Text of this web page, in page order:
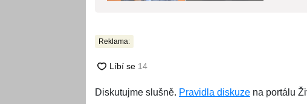
Reklama:
Diskutujme slušně. Pravidla diskuze na portálu